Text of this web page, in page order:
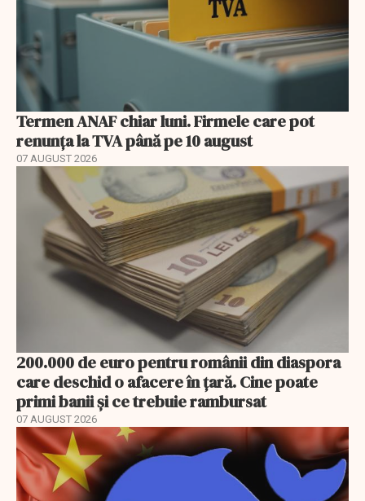
Termen ANAF chiar luni. Firmele care pot
renunța la TVA până pe 10 august
07 AUGUST 2026
200.000 de euro pentru românii din diaspora
care deschid o afacere în țară. Cine poate
primi banii și ce trebuie rambursat
07 AUGUST 2026